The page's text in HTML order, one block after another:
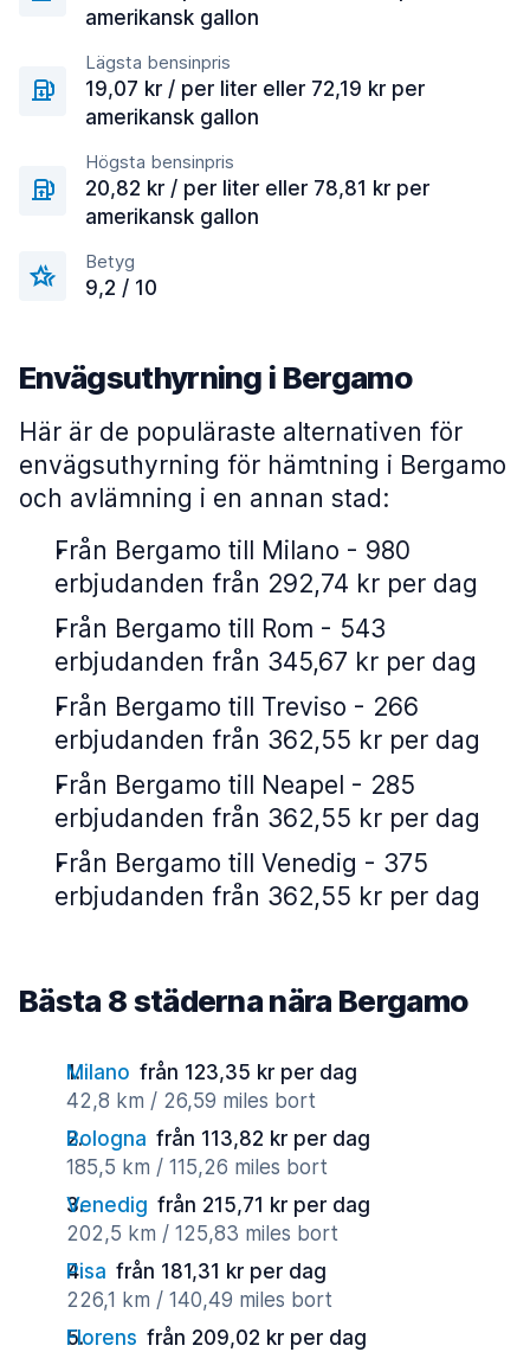
amerikansk gallon
Lägsta bensinpris
19,07 kr / per liter eller 72,19 kr per
amerikansk gallon
Högsta bensinpris
20,82 kr / per liter eller 78,81 kr per
amerikansk gallon
Betyg
9,2 / 10
Envägsuthyrning i Bergamo
Här är de populäraste alternativen för
envägsuthyrning för hämtning i Bergamo
och avlämning i en annan stad:
Från Bergamo till Milano - 980
erbjudanden från 292,74 kr per dag
Från Bergamo till Rom - 543
erbjudanden från 345,67 kr per dag
Från Bergamo till Treviso - 266
erbjudanden från 362,55 kr per dag
Från Bergamo till Neapel - 285
erbjudanden från 362,55 kr per dag
Från Bergamo till Venedig - 375
erbjudanden från 362,55 kr per dag
Bästa 8 städerna nära Bergamo
Milano från 123,35 kr per dag
42,8 km / 26,59 miles bort
Bologna från 113,82 kr per dag
185,5 km / 115,26 miles bort
Venedig från 215,71 kr per dag
202,5 km / 125,83 miles bort
Pisa från 181,31 kr per dag
226,1 km / 140,49 miles bort
Florens från 209,02 kr per dag